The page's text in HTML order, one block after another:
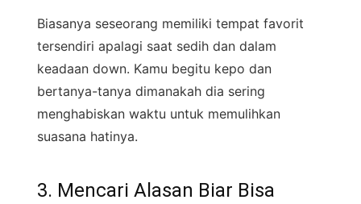
Biasanya seseorang memiliki tempat favorit
tersendiri apalagi saat sedih dan dalam
keadaan down. Kamu begitu kepo dan
bertanya-tanya dimanakah dia sering
menghabiskan waktu untuk memulihkan
suasana hatinya.
3. Mencari Alasan Biar Bisa